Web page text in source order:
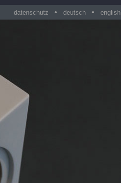
datenschutz • deutsch • english